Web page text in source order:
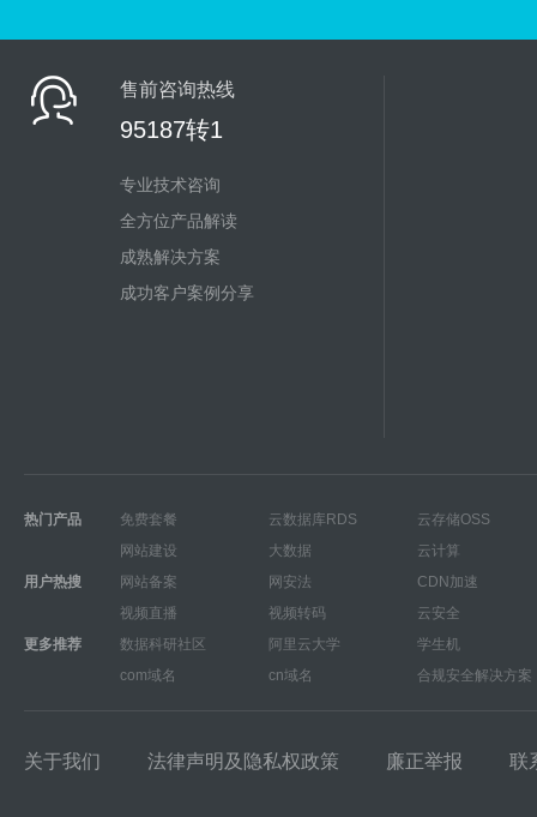
售前咨询热线
95187转1
专业技术咨询
全方位产品解读
成熟解决方案
成功客户案例分享
热门产品 免费套餐 云数据库RDS
云存储OSS
网站建设
大数据
云计算
用户热搜
网站备案 网安法
CDN加速
视频直播
视频转码
云安全
更多推荐
数据科研社区 阿里云大学
学生机
com域名
cn域名 合规安全解决方案
关于我们 法律声明及隐私权政策 廉正举报 联